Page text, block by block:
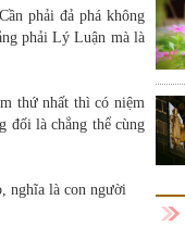
phải đả phá không
phải Lý Luận mà là
thứ nhất thì có niệm
đối là chẳng thể cùng
nghĩa là con người